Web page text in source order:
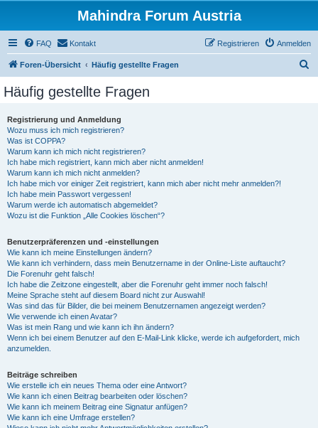
Mahindra Forum Austria
FAQ Kontakt Anmelden
Registrieren
Foren-Übersicht Häufig gestellte Fragen
Häufig gestellte Fragen
Registrierung und Anmeldung
Wozu muss ich mich registrieren?
Was ist COPPA?
Warum kann ich mich nicht registrieren?
Ich habe mich registriert, kann mich aber nicht anmelden!
Warum kann ich mich nicht anmelden?
Ich habe mich vor einiger Zeit registriert, kann mich aber nicht mehr anmelden?!
Ich habe mein Passwort vergessen!
Warum werde ich automatisch abgemeldet?
Wozu ist die Funktion „Alle Cookies löschen“?
Benutzerpräferenzen und -einstellungen
Wie kann ich meine Einstellungen ändern?
Wie kann ich verhindern, dass mein Benutzername in der Online-Liste auftaucht?
Die Forenuhr geht falsch!
Ich habe die Zeitzone eingestellt, aber die Forenuhr geht immer noch falsch!
Meine Sprache steht auf diesem Board nicht zur Auswahl!
Was sind das für Bilder, die bei meinem Benutzernamen angezeigt werden?
Wie verwende ich einen Avatar?
Was ist mein Rang und wie kann ich ihn ändern?
Wenn ich bei einem Benutzer auf den E-Mail-Link klicke, werde ich aufgefordert, mich
anzumelden.
Beiträge schreiben
Wie erstelle ich ein neues Thema oder eine Antwort?
Wie kann ich einen Beitrag bearbeiten oder löschen?
Wie kann ich meinem Beitrag eine Signatur anfügen?
Wie kann ich eine Umfrage erstellen?